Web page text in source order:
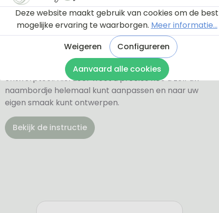
Ontwerptool
Via onderstaande knop komt u bij een instructie en
een tutorial die u een rondleiding geeft door de
ontwerptool. Hierdoor weet u precies hoe u zelf uw
naambordje helemaal kunt aanpassen en naar uw
eigen smaak kunt ontwerpen.
Bekijk de instructie
Deze website maakt gebruik van cookies om de best
mogelijke ervaring te waarborgen. Meer informatie...
Weigeren
Configureren
Aanvaard alle cookies